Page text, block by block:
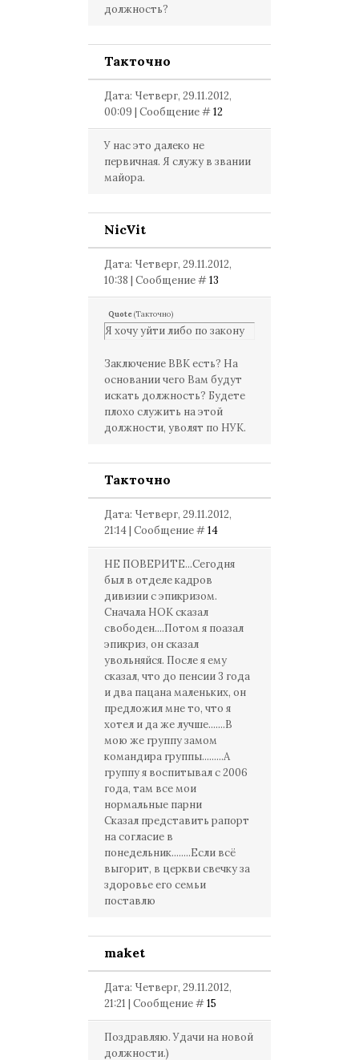
должность?
Такточно
Дата: Четверг, 29.11.2012,
00:09 | Сообщение #12
У нас это далеко не
первичная. Я служу в звании
майора.
NicVit
Дата: Четверг, 29.11.2012,
10:38 | Сообщение #13
Quote(Такточно)
Я хочу уйти либо по закону
Заключение ВВК есть? На
основании чего Вам будут
искать должность? Будете
плохо служить на этой
должности, уволят по НУК.
Такточно
Дата: Четверг, 29.11.2012,
21:14 | Сообщение #14
НЕ ПОВЕРИТЕ...Сегодня
был в отделе кадров
дивизии с эпикризом.
Сначала НОК сказал
свободен....Потом я поазал
эпикриз, он сказал
увольняйся. После я ему
сказал, что до пенсии 3 года
и два пацана маленьких, он
предложил мне то, что я
хотел и да же лучше.......В
мою же группу замом
командира группы.........А
группу я воспитывал с 2006
года, там все мои
нормальные парни
Сказал представить рапорт
на согласие в
понедельник........Если всё
выгорит, в церкви свечку за
здоровье его семьи
поставлю
maket
Дата: Четверг, 29.11.2012,
21:21 | Сообщение #15
Поздравляю. Удачи на новой
должности.)